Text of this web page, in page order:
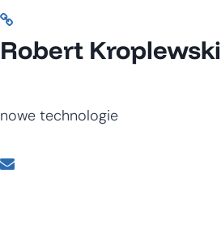
Robert Kroplewski
nowe technologie